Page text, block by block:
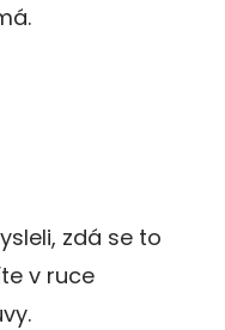
zdá se to
v ruce